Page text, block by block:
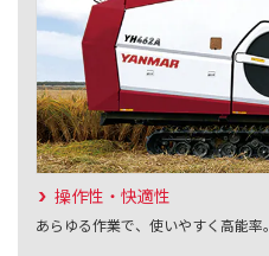
操作性・快適性
あらゆる作業で、使いやすく高能率。